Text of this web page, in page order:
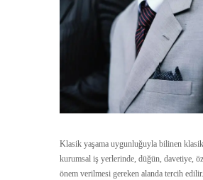
Klasik yaşama uygunluğuyla bilinen
kurumsal iş yerlerinde, düğün, davetiye,
önem verilmesi gereken alanda tercih